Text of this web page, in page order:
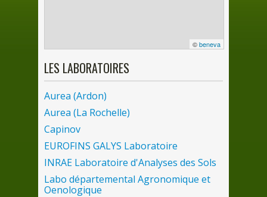
©beneva
LES LABORATOIRES
Aurea (Ardon)
Aurea (La Rochelle)
Capinov
EUROFINS GALYS Laboratoire
INRAE Laboratoire d'Analyses des Sols
Labo départemental Agronomique et
Oenologique